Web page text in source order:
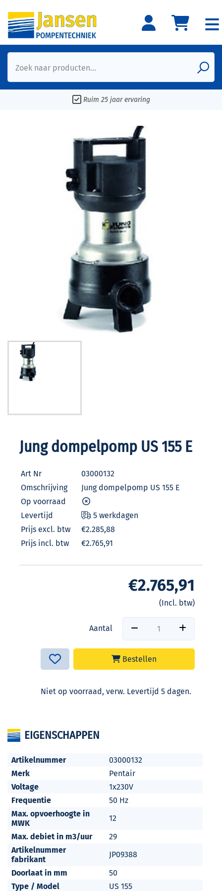
Zoek naar producten...
Ruim 25 jaar ervaring
Jung dompelpomp US 155 E
Art Nr
03000132
Omschrijving
Jung dompelpomp US 155 E
Op voorraad
Levertijd
5 werkdagen
Prijs excl. btw
€2.285,88
Prijs incl. btw
€2.765,91
€2.765,91
(Incl. btw)
Aantal
Bestellen
Niet op voorraad, verw. Levertijd 5 dagen.
EIGENSCHAPPEN
Artikelnummer
03000132
Merk
Pentair
Voltage
1x230V
Frequentie
50 Hz
Max. opvoerhoogte in
MWK
12
Max. debiet in m3/uur
29
Artikelnummer
fabrikant
JP09388
Doorlaat in mm
50
Type / Model
US 155